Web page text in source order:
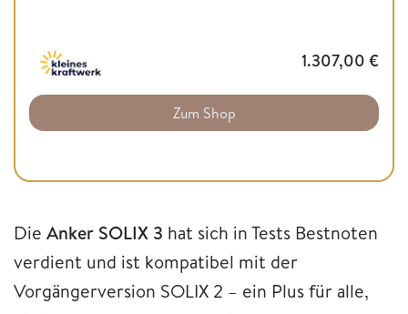
1.307,00 €
Zum Shop
Die Anker SOLIX 3 hat sich in Tests Bestnoten
verdient und ist kompatibel mit der
Vorgängerversion SOLIX 2 – ein Plus für alle,